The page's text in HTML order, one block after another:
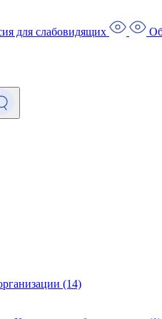
для слабовидящих
(14)